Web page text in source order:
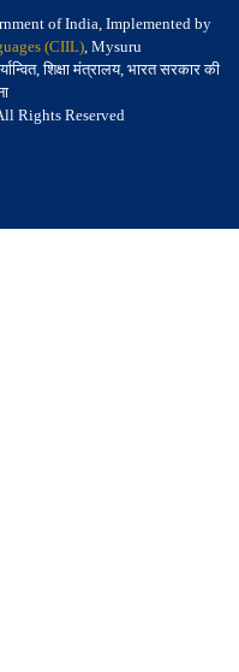
of India, Implemented by
(CIIL), Mysuru
शिक्षा मंत्रालय, भारत सरकार की
Rights Reserved